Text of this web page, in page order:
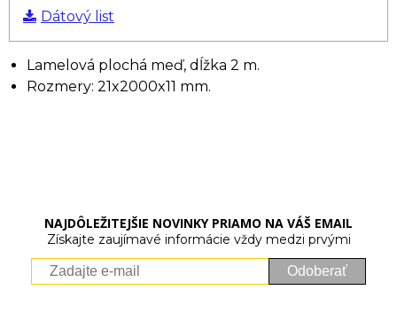
Dátový list
Lamelová plochá meď, dĺžka 2 m.
Rozmery: 21x2000x11 mm.
NAJDÔLEŽITEJŠIE NOVINKY PRIAMO NA VÁŠ EMAIL
Získajte zaujímavé informácie vždy medzi prvými
Odoberať